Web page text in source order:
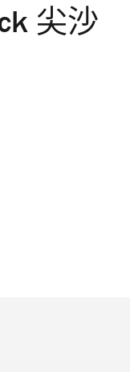
尖沙